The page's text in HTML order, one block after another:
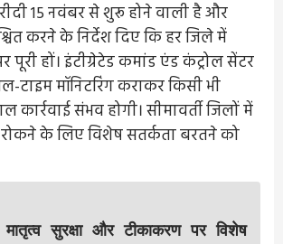
15 नवंबर से शुरू होने वाली है और
करने के निर्देश दिए कि हर जिले में
पूरी हों। इंटीग्रेटेड कमांड एंड कंट्रोल सेंटर
टाइम मॉनिटरिंग कराकर किसी भी
कार्रवाई संभव होगी। सीमावर्ती जिलों में
के लिए विशेष सतर्कता बरतने को
सुरक्षा और टीकाकरण पर विशेष